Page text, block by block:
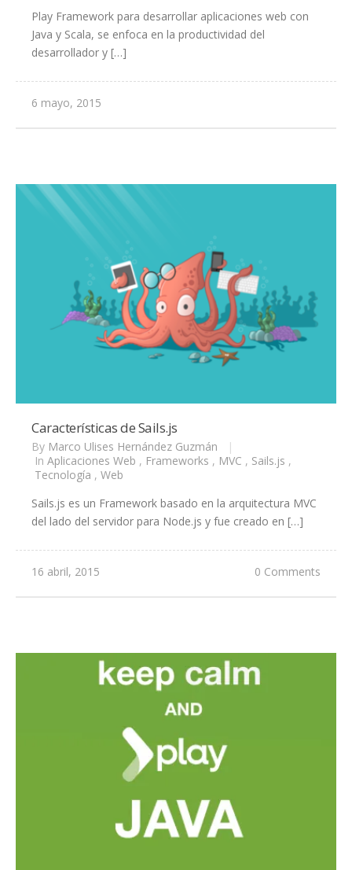
Play Framework para desarrollar aplicaciones web con
Java y Scala, se enfoca en la productividad del
desarrollador y […]
6 mayo, 2015
Características de Sails.js
By Marco Ulises Hernández Guzmán
|
In Aplicaciones Web , Frameworks , MVC , Sails.js ,
Tecnología , Web
Sails.js es un Framework basado en la arquitectura MVC
del lado del servidor para Node.js y fue creado en […]
16 abril, 2015 0 Comments